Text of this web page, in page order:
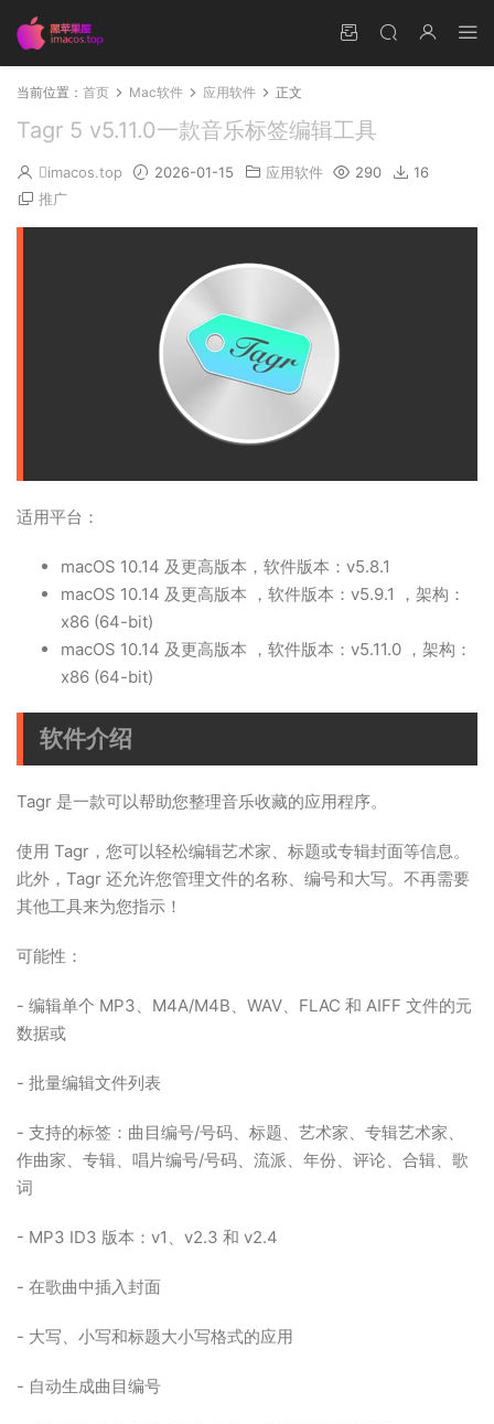
当前位置： 首页 Mac软件 应用软件 正文
Tagr 5 v5.11.0一款音乐标签编辑工具
imacos.top 2026-01-15 应用软件 290
16
推广
适用平台：
macOS 10.14 及更高版本，软件版本：v5.8.1
macOS 10.14 及更高版本 ，软件版本：v5.9.1 ，架构：
x86 (64-bit)
macOS 10.14 及更高版本 ，软件版本：v5.11.0 ，架构：
x86 (64-bit)
软件介绍
Tagr 是一款可以帮助您整理音乐收藏的应用程序。
使用 Tagr，您可以轻松编辑艺术家、标题或专辑封面等信息。
此外，Tagr 还允许您管理文件的名称、编号和大写。不再需要
其他工具来为您指示！
可能性：
- 编辑单个 MP3、M4A/M4B、WAV、FLAC 和 AIFF 文件的元
数据或
- 批量编辑文件列表
- 支持的标签：曲目编号/号码、标题、艺术家、专辑艺术家、
作曲家、专辑、唱片编号/号码、流派、年份、评论、合辑、歌
词
- MP3 ID3 版本：v1、v2.3 和 v2.4
- 在歌曲中插入封面
- 大写、小写和标题大小写格式的应用
- 自动生成曲目编号